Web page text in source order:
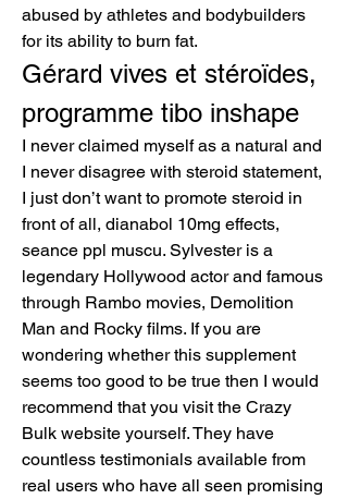
abused by athletes and bodybuilders
for its ability to burn fat.
Gérard vives et stéroïdes,
programme tibo inshape
I never claimed myself as a natural and
I never disagree with steroid statement,
I just don’t want to promote steroid in
front of all, dianabol 10mg effects,
seance ppl muscu. Sylvester is a
legendary Hollywood actor and famous
through Rambo movies, Demolition
Man and Rocky films. If you are
wondering whether this supplement
seems too good to be true then I would
recommend that you visit the Crazy
Bulk website yourself. They have
countless testimonials available from
real users who have all seen promising